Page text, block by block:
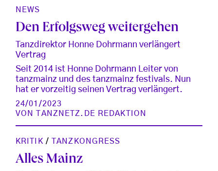
NEWS
Den Erfolgsweg weitergehen
Tanzdirektor Honne Dohrmann verlängert
Vertrag
Seit 2014 ist Honne Dohrmann Leiter von
tanzmainz und des tanzmainz festivals. Nun
hat er vorzeitig seinen Vertrag verlängert.
24/01/2023
VON
TANZNETZ.DE REDAKTION
KRITIK / TANZKONGRESS
Alles Mainz